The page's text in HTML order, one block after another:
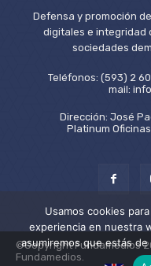
Defensa y promoción
digitales e integridad
sociedades
Teléfonos: (593) 2
mail:
Dirección: José
Platinum
©Copyright Fundamedios
Fundamedios.
Usamos cookies
experiencia en nuestra
asumiremos que estás